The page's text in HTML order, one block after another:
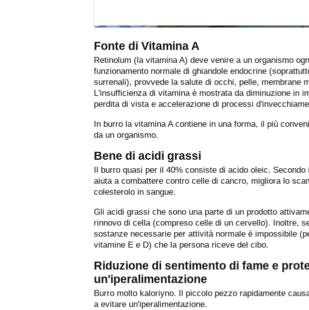
Fonte di Vitamina A
Retinolum (la vitamina A) deve venire a un organismo
funzionamento normale di ghiandole endocrine
surrenali), provvede la salute di occhi, pelle, membrane
L'insufficienza di vitamina è mostrata da diminuzione in
perdita di vista e accelerazione di processi
In burro la vitamina A contiene in una forma, il più
da un organismo.
Bene di acidi grassi
Il burro quasi per il 40% consiste di acido oleic.
aiuta a combattere contro celle di cancro, migliora lo
colesterolo in sangue.
Gli acidi grassi che sono una parte di un prodotto
rinnovo di cella (compreso celle di un cervello). Inoltre,
sostanze necessarie per attività normale è impossibile
vitamine E e D) che la persona riceve del cibo.
Riduzione di sentimento di fame e
un'iperalimentazione
Burro molto kaloriyno. Il piccolo pezzo rapidamente
a evitare un'iperalimentazione.